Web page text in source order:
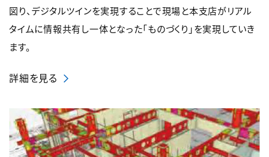
図り、デジタルツインを実現することで現場と本支店がリアル
タイムに情報共有し一体となった「ものづくり」を実現していき
ます。
詳細を見る